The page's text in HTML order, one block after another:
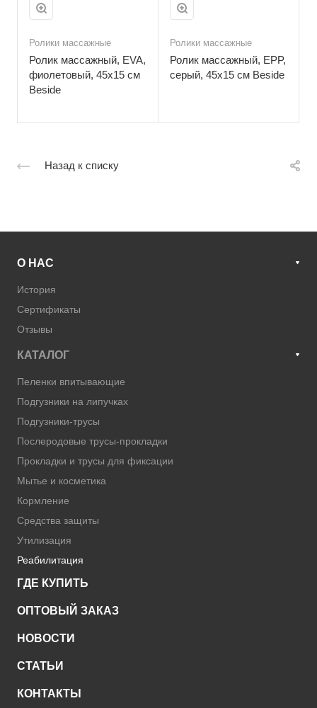
Ролики массажные
Ролик массажный, EVA,
фиолетовый, 45х15 см
Beside
Ролики массажные
Ролик массажный, EPP,
серый, 45х15 см Beside
Назад к списку
О НАС
История
Сертификаты
Отзывы
КАТАЛОГ
Пеленки впитывающие
Подгузники на липучках
Подгузники-трусы
Послеродовые трусы-прокладки
Прокладки и трусы для фиксации
Мытье и косметика
Кормление
Средства защиты
Утилизация
Реабилитация
ГДЕ КУПИТЬ
ОПТОВЫЙ ЗАКАЗ
НОВОСТИ
СТАТЬИ
КОНТАКТЫ